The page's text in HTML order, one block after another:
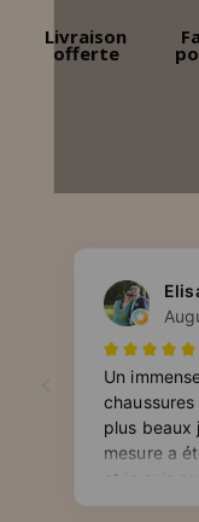
Livraison
offerte